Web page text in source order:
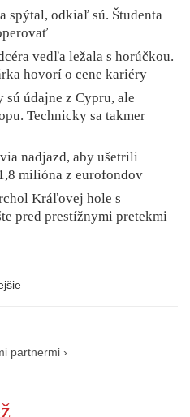
spýtal, odkiaľ sú. Študenta
vedľa ležala s horúčkou.
hovorí o cene kariéry
sú údajne z Cypru, ale
Technicky sa takmer
nadjazd, aby ušetrili
milióna z eurofondov
Kráľovej hole s
pred prestížnymi pretekmi
partnermi ›